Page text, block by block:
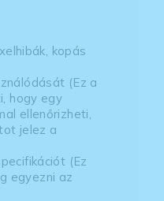
kopás
(Ez a
hogy egy
ellenőrizheti,
jelez a
(Ez
egyezni az